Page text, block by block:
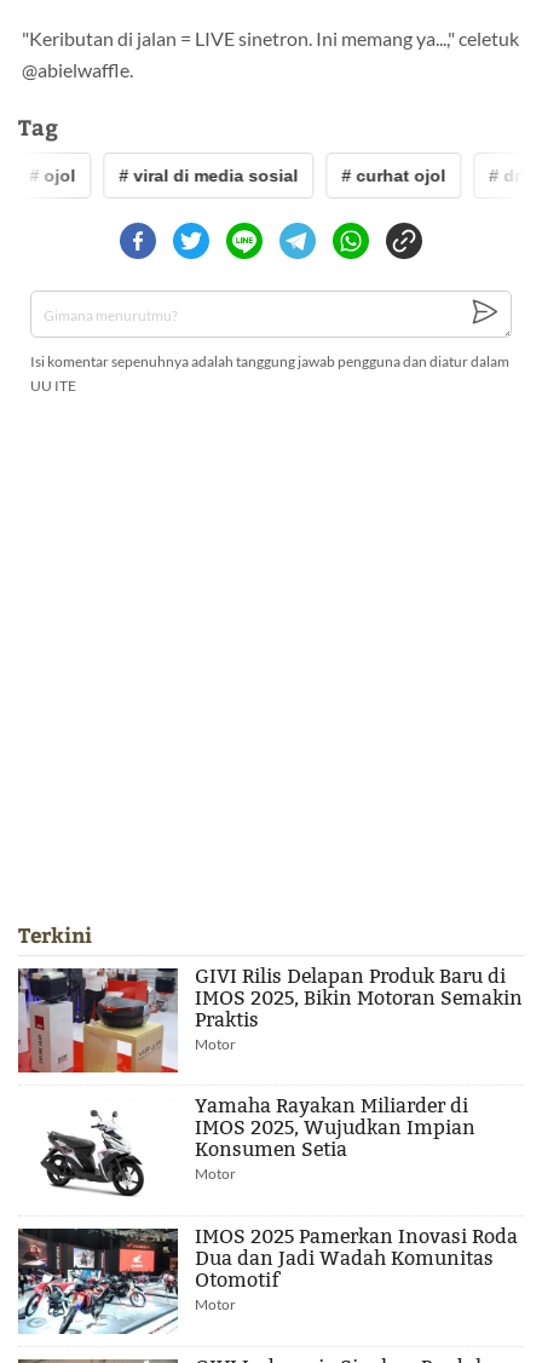
"Keributan di jalan = LIVE sinetron. Ini memang ya...," celetuk
@abielwaffle.
Tag
# ojol # viral di media sosial # curhat ojol #
Isi komentar sepenuhnya adalah tanggung jawab pengguna dan diatur dalam
UU ITE
Terkini
GIVI Rilis Delapan Produk Baru di
IMOS 2025, Bikin Motoran Semakin
Praktis
Motor
Yamaha Rayakan Miliarder di
IMOS 2025, Wujudkan Impian
Konsumen Setia
Motor
IMOS 2025 Pamerkan Inovasi Roda
Dua dan Jadi Wadah Komunitas
Otomotif
Motor